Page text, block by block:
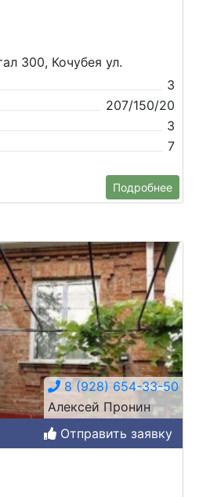
300, Кочубея ул.
3
207/150/20
3
7
Подробнее
8 (928) 654-33-50
Алексей Пронин
Отправить заявку